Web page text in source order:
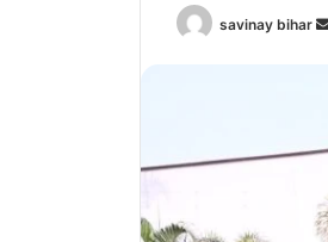
savinay bihar